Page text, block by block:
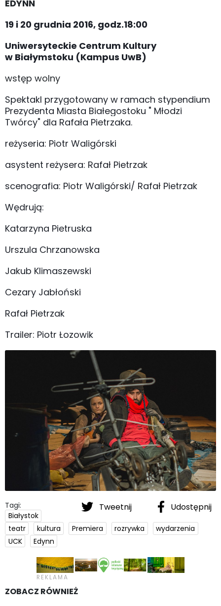
EDYNN
19 i 20 grudnia 2016, godz.18:00
Uniwersyteckie Centrum Kultury
w Białymstoku (Kampus UwB)
wstęp wolny
Spektakl przygotowany w ramach stypendium
Prezydenta Miasta Białegostoku " Młodzi
Twórcy" dla Rafała Pietrzaka.
reżyseria: Piotr Waligórski
asystent reżysera: Rafał Pietrzak
scenografia: Piotr Waligórski/ Rafał Pietrzak
Wędrują:
Katarzyna Pietruska
Urszula Chrzanowska
Jakub Klimaszewski
Cezary Jabłoński
Rafał Pietrzak
Trailer: Piotr Łozowik
Tweetnij Udostępnij
Tagi:
Białystok
teatr
kultura Premiera rozrywka
wydarzenia
UCK
Edynn
ZOBACZ RÓWNIEŻ